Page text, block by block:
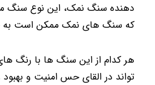
دهنده سنگ نمک، این نوع سنگ
که سنگ های نمک ممکن است به
هر کدام از این سنگ ها با رنگ
تواند در القای حس امنیت و